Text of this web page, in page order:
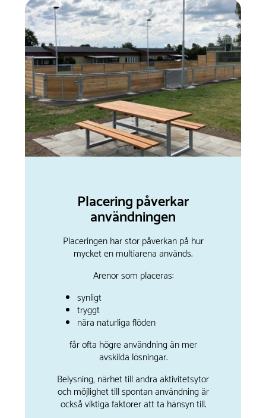
Placering påverkar
användningen
Placeringen har stor påverkan på hur
mycket en multiarena används.
Arenor som placeras:
synligt
tryggt
nära naturliga flöden
får ofta högre användning än mer
avskilda lösningar.
Belysning, närhet till andra aktivitetsytor
och möjlighet till spontan användning är
också viktiga faktorer att ta hänsyn till.